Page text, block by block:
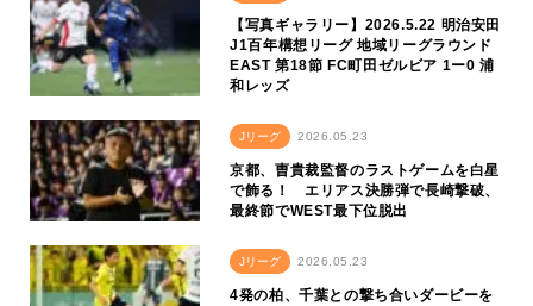
【写真ギャラリー】2026.5.22 明治安田
J1百年構想リーグ 地域リーグラウンド
EAST 第18節 FC町田ゼルビア 1ー0 浦
和レッズ
Jリーグ 2026.05.23
京都、曺貴裁監督のラストゲームを白星
で飾る！ エリアス決勝弾で長崎撃破、
最終節でWEST最下位脱出
Jリーグ 2026.05.23
4発の柏、千葉との撃ち合いダービーを